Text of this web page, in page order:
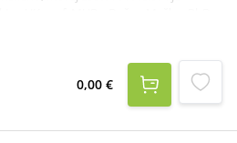
ale napríklad i začiatky športu na
návštevy, ktoré zavítali na
UK. Dielo tiež vyberá zaujímavé
na Slovensku – z Našej univerzity.
0,00 €